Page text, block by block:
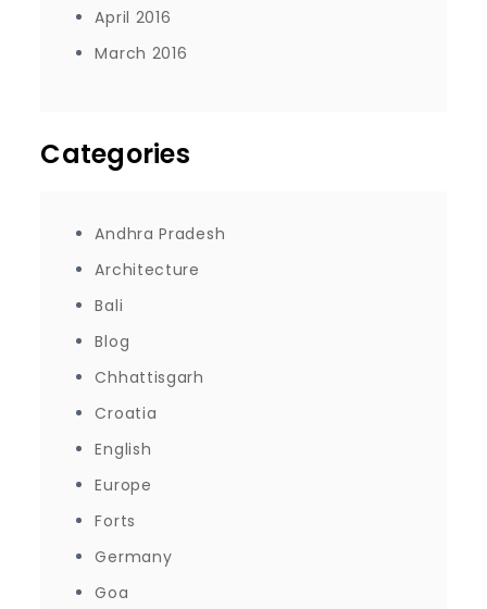
April 2016
March 2016
Categories
Andhra Pradesh
Architecture
Bali
Blog
Chhattisgarh
Croatia
English
Europe
Forts
Germany
Goa